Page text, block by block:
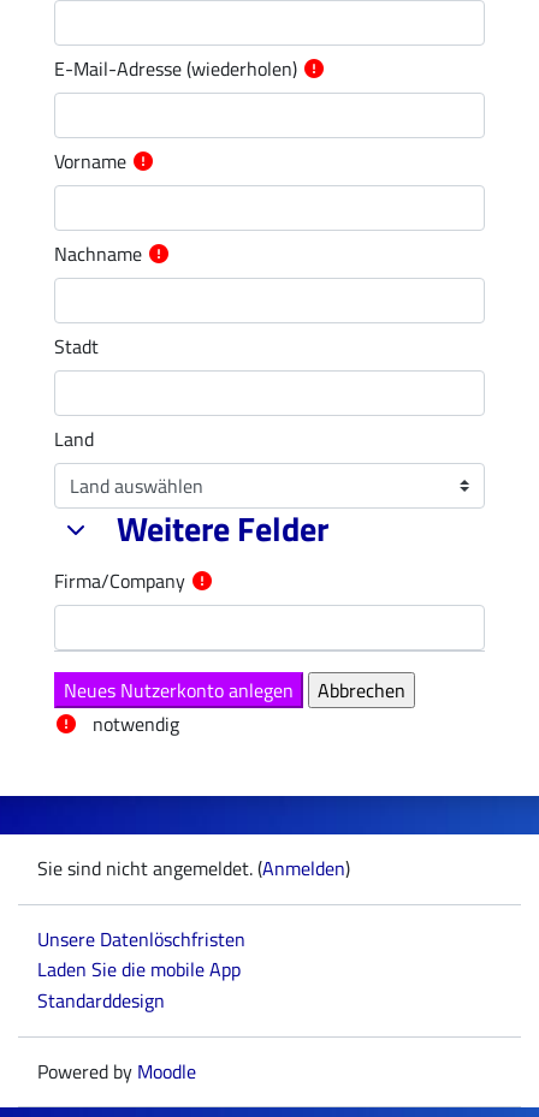
E-Mail-Adresse (wiederholen)
Vorname
Nachname
Stadt
Land
Weitere Felder
Weitere FelderWeitere Felder
Firma/Company
notwendig
Sie sind nicht angemeldet. (Anmelden)
Unsere Datenlöschfristen
Laden Sie die mobile App
Standarddesign
Powered by Moodle